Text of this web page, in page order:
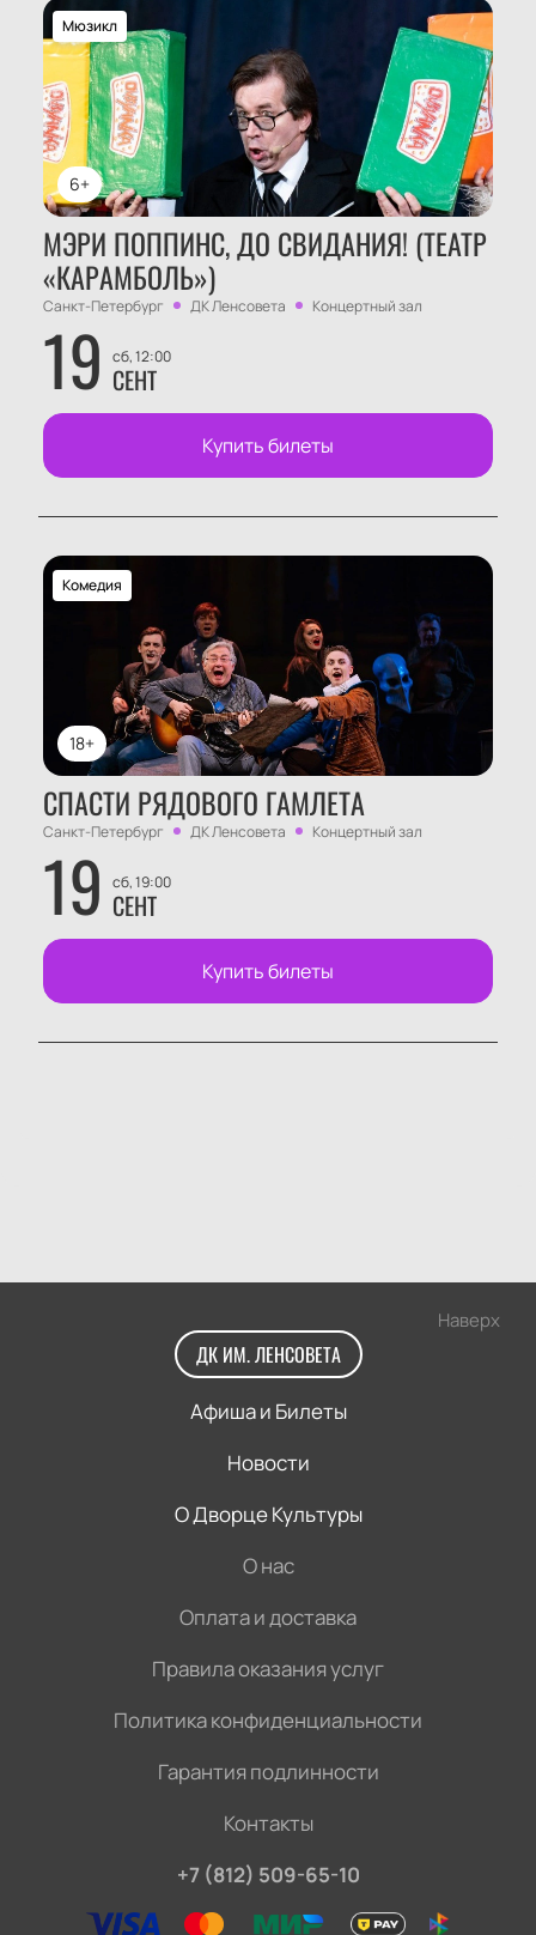
6+
Мюзикл
МЭРИ ПОППИНС, ДО СВИДАНИЯ! (ТЕАТР
«КАРАМБОЛЬ»)
Санкт-Петербург ДК Ленсовета Концертный зал
19 сб, 12:00
СЕНТ
Купить билеты
18+
Комедия
СПАСТИ РЯДОВОГО ГАМЛЕТА
Санкт-Петербург ДК Ленсовета Концертный зал
19 сб, 19:00
СЕНТ
Купить билеты
Наверх
ДК ИМ. ЛЕНСОВЕТА
Афиша и Билеты
Новости
О Дворце Культуры
О нас
Оплата и доставка
Правила оказания услуг
Политика конфиденциальности
Гарантия подлинности
Контакты
+7 (812) 509-65-10